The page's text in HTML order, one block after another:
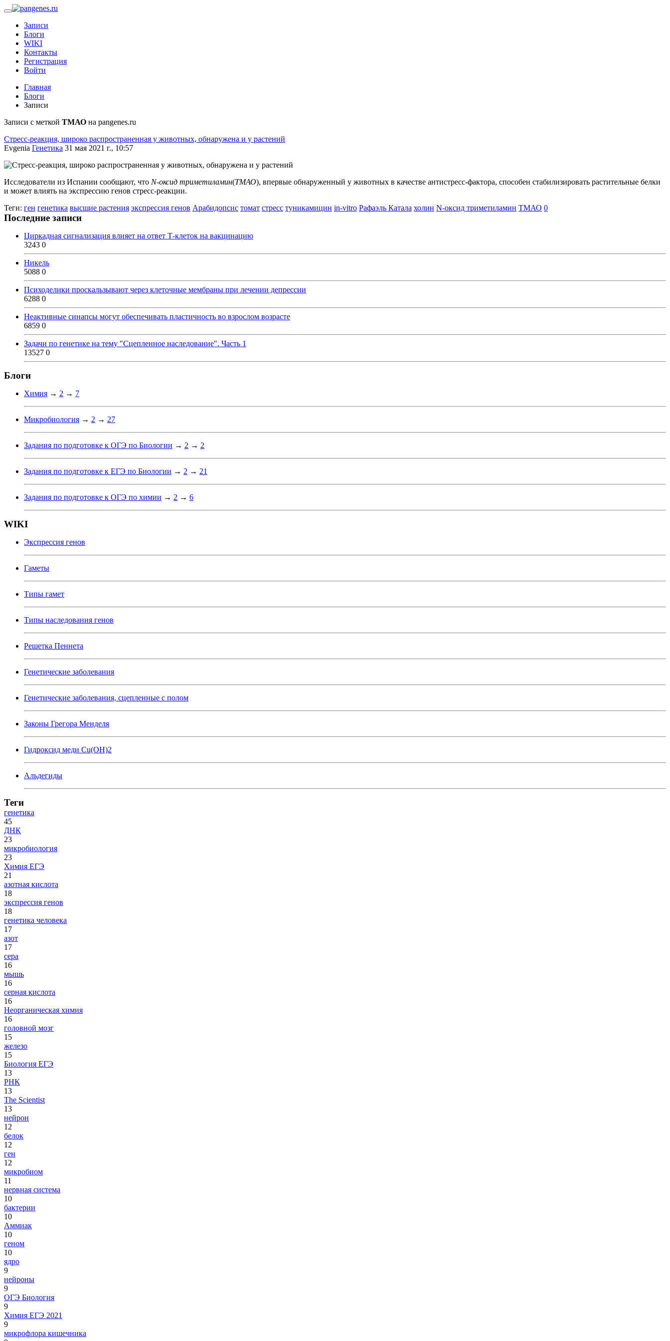
Записи
Блоги
WIKI
Контакты
Регистрация
Войти
Главная
Блоги
Записи
Записи с меткой ТМАО на pangenes.ru
Стресс-реакция, широко распространенная у животных, обнаружена и у растений
Evgenia Генетика 31 мая 2021 г., 10:57
Исследователи из Испании сообщают, что N-оксид триметиламин(ТМАО), впервые обнаруженный у животных в качестве антистресс-фактора, способен стабилизировать растительные белки
и может влиять на экспрессию генов стресс-реакции.
Теги: ген генетика высшие растения экспрессия генов Арабидопсис томат стресс туникамицин in-vitro Рафаэль Катала холин N-оксид триметиламин ТМАО 0
Последние записи
Циркадная сигнализация влияет на ответ Т-клеток на вакцинацию
3243 0
Никель
5088 0
Психоделики проскальзывают через клеточные мембраны при лечении депрессии
6288 0
Неактивные синапсы могут обеспечивать пластичность во взрослом возрасте
6859 0
Задачи по генетике на тему "Сцепленное наследование". Часть 1
13527 0
Блоги
Химия → 2 → 7
Микробиология → 2 → 27
Задания по подготовке к ОГЭ по Биологии → 2 → 2
Задания по подготовке к ЕГЭ по Биологии → 2 → 21
Задания по подготовке к ОГЭ по химии → 2 → 6
WIKI
Экспрессия генов
Гаметы
Типы гамет
Типы наследования генов
Решетка Пеннета
Генетические заболевания
Генетические заболевания, сцепленные с полом
Законы Грегора Менделя
Гидроксид меди Cu(OH)2
Альдегиды
Теги
генетика
45
ДНК
23
микробиология
23
Химия ЕГЭ
21
азотная кислота
18
экспрессия генов
18
генетика человека
17
азот
17
сера
16
мышь
16
серная кислота
16
Неорганическая химия
16
головной мозг
15
железо
15
Биология ЕГЭ
13
РНК
13
The Scientist
13
нейрон
12
белок
12
ген
12
микробиом
11
нервная система
10
бактерии
10
Аммиак
10
геном
10
ядро
9
нейроны
9
ОГЭ Биология
9
Химия ЕГЭ 2021
9
микрофлора кишечника